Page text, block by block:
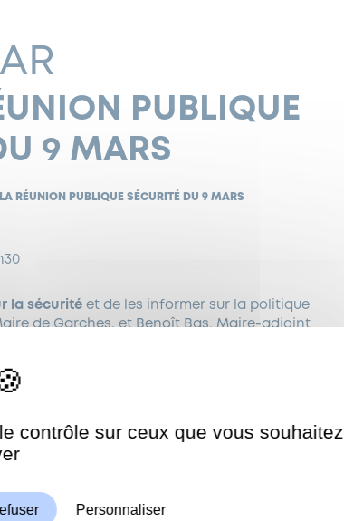
PUBLIQUE
9 MARS
RÉUNION PUBLIQUE SÉCURITÉ DU 9 MARS
la sécuritéet de les informer sur la politique
de Garches, et Benoît Bas, Maire-adjoint
vos élus.
Autoriser
contrôle sur ceux que vous souhaitez
Personnaliser